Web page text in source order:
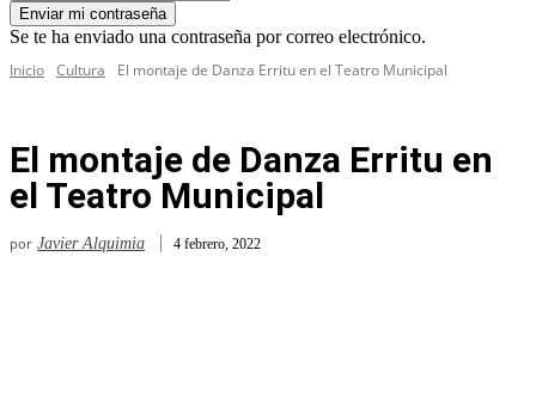
Se te ha enviado una contraseña por correo electrónico.
Inicio Cultura El montaje de Danza Erritu en el Teatro Municipal
El montaje de Danza Erritu en
el Teatro Municipal
por Javier Alquimia 4 febrero, 2022